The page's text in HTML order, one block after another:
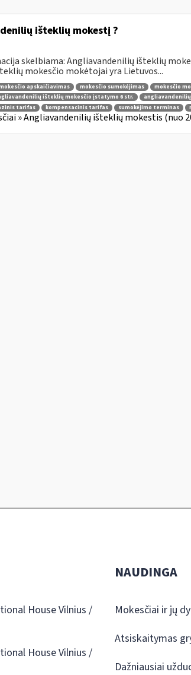
išteklių mokestį ?
skelbiama: Angliavandenilių išteklių
mokesčio mokėtojai yra Lietuvos...
apskaičiavimas mokesčio sumokėjimas mokesčio
išteklių mokesčio įstatymo 6 str.
tarifas kompensacinis tarifas sumokėjimo terminas
» Angliavandenilių išteklių mokestis (nuo
House Vilnius /
House Vilnius /
NAUDINGA
Mokesčiai ir jų
Atsiskaitymas
Dažniausiai